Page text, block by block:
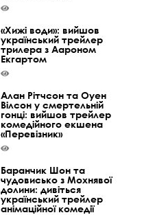
«Хижі води»: вийшов
український трейлер
трилера з Аароном
Екгартом
Алан Рітчсон та Оуен
Вілсон у смертельній
гонці: вийшов трейлер
комедійного екшена
«Перевізник»
Баранчик Шон та
чудовисько з Мохнявої
долини: дивіться
український трейлер
анімаційної комедії